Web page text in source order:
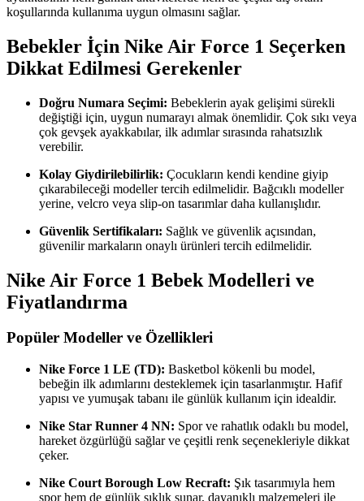
koşullarında kullanıma uygun olmasını sağlar.
Bebekler İçin Nike Air Force 1 Seçerken
Dikkat Edilmesi Gerekenler
Doğru Numara Seçimi: Bebeklerin ayak gelişimi sürekli
değiştiği için, uygun numarayı almak önemlidir. Çok sıkı veya
çok gevşek ayakkabılar, ilk adımlar sırasında rahatsızlık
verebilir.
Kolay Giydirilebilirlik: Çocukların kendi kendine giyip
çıkarabileceği modeller tercih edilmelidir. Bağcıklı modeller
yerine, velcro veya slip-on tasarımlar daha kullanışlıdır.
Güvenlik Sertifikaları: Sağlık ve güvenlik açısından,
güvenilir markaların onaylı ürünleri tercih edilmelidir.
Nike Air Force 1 Bebek Modelleri ve
Fiyatlandırma
Popüler Modeller ve Özellikleri
Nike Force 1 LE (TD): Basketbol kökenli bu model,
bebeğin ilk adımlarını desteklemek için tasarlanmıştır. Hafif
yapısı ve yumuşak tabanı ile günlük kullanım için idealdir.
Nike Star Runner 4 NN: Spor ve rahatlık odaklı bu model,
hareket özgürlüğü sağlar ve çeşitli renk seçenekleriyle dikkat
çeker.
Nike Court Borough Low Recraft: Şık tasarımıyla hem
spor hem de günlük şıklık sunar, dayanıklı malzemeleri ile